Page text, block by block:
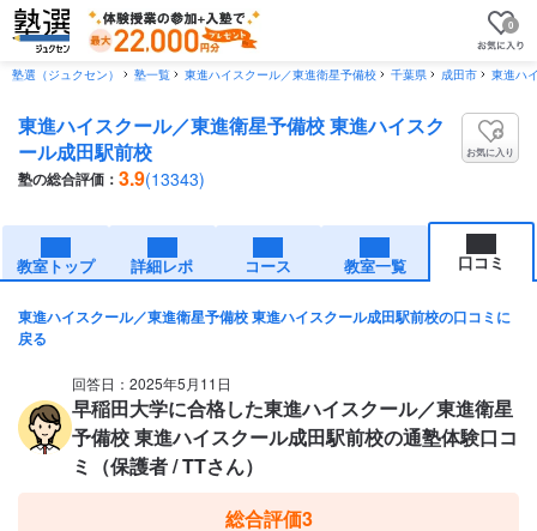
0
塾選（ジュクセン） 塾一覧 東進ハイスクール／東進衛星予備校 千葉県 成田市 東進ハ
東進ハイスクール／東進衛星予備校 東進ハイスク
ール成田駅前校
塾の総合評価： 3.9(13343)
お気に入り
教室トップ 詳細レポ コース 教室一覧 口コミ
東進ハイスクール／東進衛星予備校 東進ハイスクール成田駅前校の口コミに
戻る
回答日：2025年5月11日
早稲田大学に合格した東進ハイスクール／東進衛星
予備校 東進ハイスクール成田駅前校の通塾体験口コ
ミ（保護者 / TTさん）
総合評価3